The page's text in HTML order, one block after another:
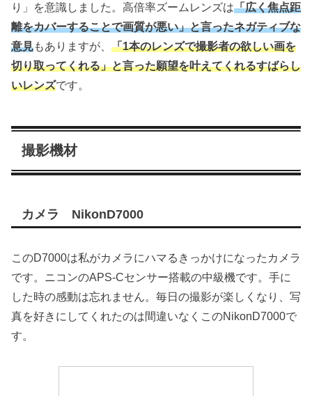
り」を意識しました。高倍率ズームレンズは「広く焦点距
離をカバーすることで画質が悪い」と言ったネガティブな
意見もありますが、 「1本のレンズで撮影者の欲しい画を
切り取ってくれる」と言った願望を叶えてくれるすばらし
いレンズです。
撮影機材
カメラ NikonD7000
このD7000は私がカメラにハマるきっかけになったカメラ
です。ニコンのAPS-Cセンサー搭載の中級機です。手に
した時の感動は忘れません。毎日の撮影が楽しくなり、写
真を好きにしてくれたのは間違いなくこのNikonD7000で
す。